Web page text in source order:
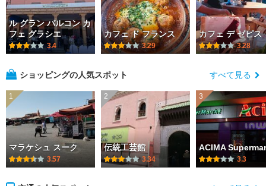
ル グラン バルコン カ
フェ グラシエ
3.4
カフェ ド フランス
3.29
カフェ デ ゼピス
3.28
ショッピングの人気スポット すべて見る
1
マラケシュ スーク
3.57
2
伝統工芸館
3.34
3
ACIMA
3.3